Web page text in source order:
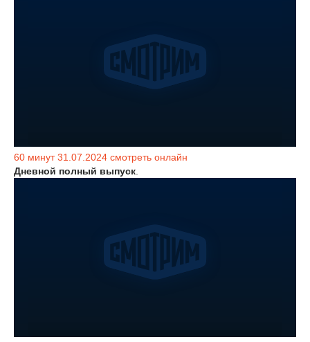
60 минут 31.07.2024 смотреть онлайн
Дневной полный выпуск.